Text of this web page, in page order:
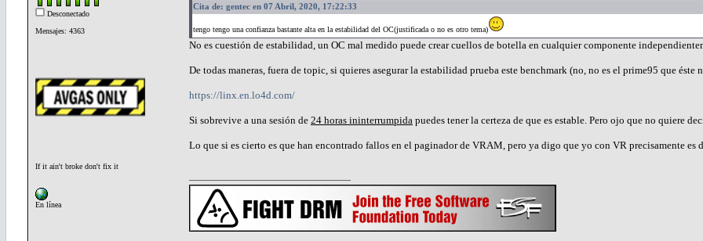
Desconectado
Mensajes: 4363
If it ain't broke don't fix it
En línea
Cita de: gentec en 07 Abril, 2020, 17:22:33
tengo tengo una confianza bastante alta en la estabilidad del OC(justificada o no es otro tema)
No es cuestión de estabilidad, un OC mal medido puede crear cuellos de botella en cualquier componente
De todas maneras, fuera de topic, si quieres asegurar la estabilidad prueba este benchmark (no, no es el prime95 que éste
https://linx.en.lo4d.com/
Si sobrevive a una sesión de 24 horas ininterrumpida puedes tener la certeza de que es estable. Pero ojo que no quiere
Lo que si es cierto es que han encontrado fallos en el paginador de VRAM, pero ya digo que yo con VR precisamente es